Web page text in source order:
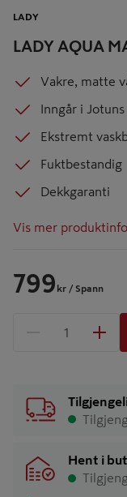
LADY AQUA
LADY
Vakre, matte
Inngår i
Ekstremt
Fuktbestandig
Dekkgaranti
Vis mer
799 kr / Spann
1 produkter
Hent i